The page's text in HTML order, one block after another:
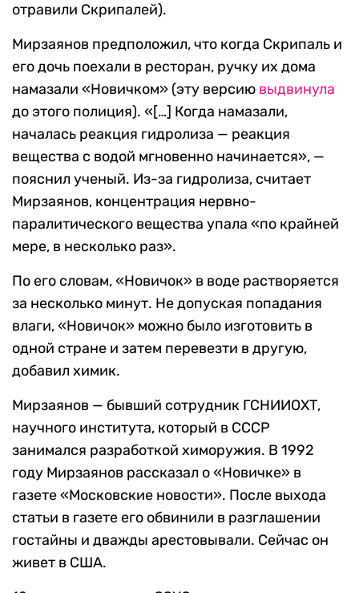
отравили Скрипалей).
Мирзаянов предположил, что когда Скрипаль и
его дочь поехали в ресторан, ручку их дома
намазали «Новичком» (эту версию выдвинула
до этого полиция). «[…] Когда намазали,
началась реакция гидролиза — реакция
вещества с водой мгновенно начинается», —
пояснил ученый. Из-за гидролиза, считает
Мирзаянов, концентрация нервно-
паралитического вещества упала «по крайней
мере, в несколько раз».
По его словам, «Новичок» в воде растворяется
за несколько минут. Не допуская попадания
влаги, «Новичок» можно было изготовить в
одной стране и затем перевезти в другую,
добавил химик.
Мирзаянов — бывший сотрудник ГСНИИОХТ,
научного института, который в СССР
занимался разработкой химоружия. В 1992
году Мирзаянов рассказал о «Новичке» в
газете «Московские новости». После выхода
статьи в газете его обвинили в разглашении
гостайны и дважды арестовывали. Сейчас он
живет в США.